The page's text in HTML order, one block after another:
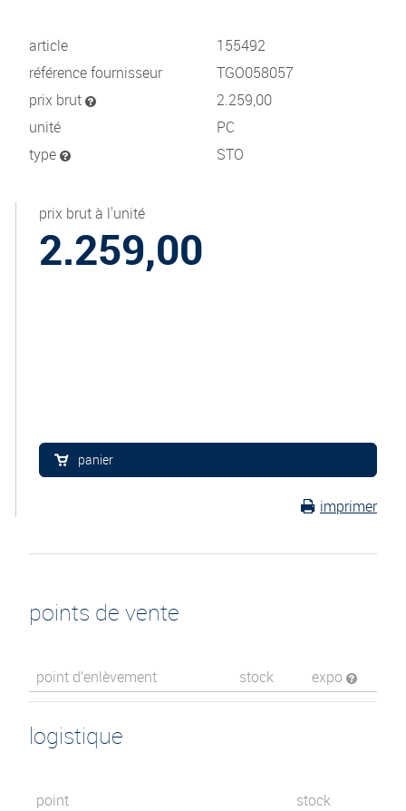
article
155492
référence fournisseur
TGO058057
prix brut
2.259,00
unité
PC
type
STO
prix brut à l'unité
2.259,00
panier
imprimer
points de vente
point d’enlèvement stock expo
logistique
point stock